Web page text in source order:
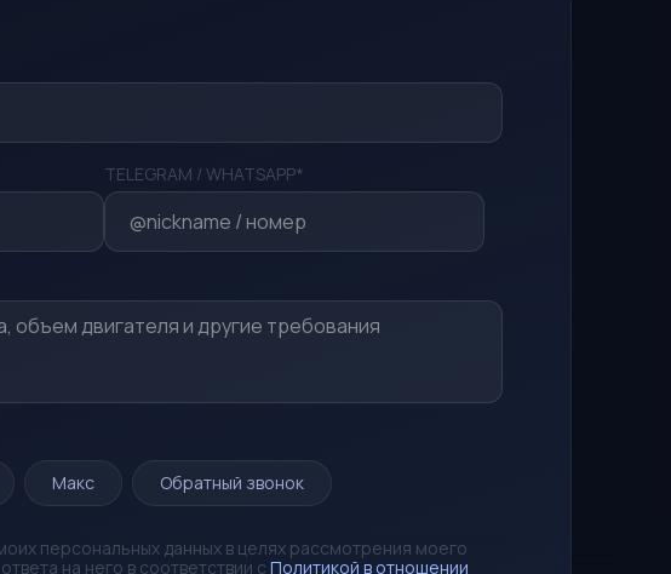
TELEGRAM / WHATSAPP*
Макс Обратный звонок
персональных данных в целях рассмотрения моего
на него в соответствии с Политикой в отношении